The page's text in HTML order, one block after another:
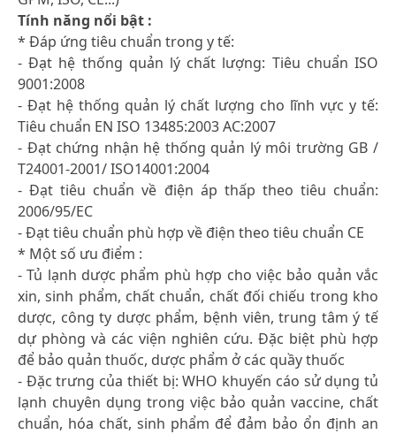
Tính năng nổi bật :
* Đáp ứng tiêu chuẩn trong y tế:
- Đạt hệ thống quản lý chất lượng: Tiêu chuẩn ISO
9001:2008
- Đạt hệ thống quản lý chất lượng cho lĩnh vực y tế:
Tiêu chuẩn EN ISO 13485:2003 AC:2007
- Đạt chứng nhận hệ thống quản lý môi trường GB /
T24001-2001/ ISO14001:2004
- Đạt tiêu chuẩn về điện áp thấp theo tiêu chuẩn:
2006/95/EC
- Đạt tiêu chuẩn phù hợp về điện theo tiêu chuẩn CE
* Một số ưu điểm :
- Tủ lạnh dược phẩm phù hợp cho việc bảo quản vắc
xin, sinh phẩm, chất chuẩn, chất đối chiếu trong kho
dược, công ty dược phẩm, bệnh viên, trung tâm ý tế
dự phòng và các viện nghiên cứu. Đặc biệt phù hợp
để bảo quản thuốc, dược phẩm ở các quầy thuốc
- Đặc trưng của thiết bị: WHO khuyến cáo sử dụng tủ
lạnh chuyên dụng trong việc bảo quản vaccine, chất
chuẩn, hóa chất, sinh phẩm để đảm bảo ổn định an